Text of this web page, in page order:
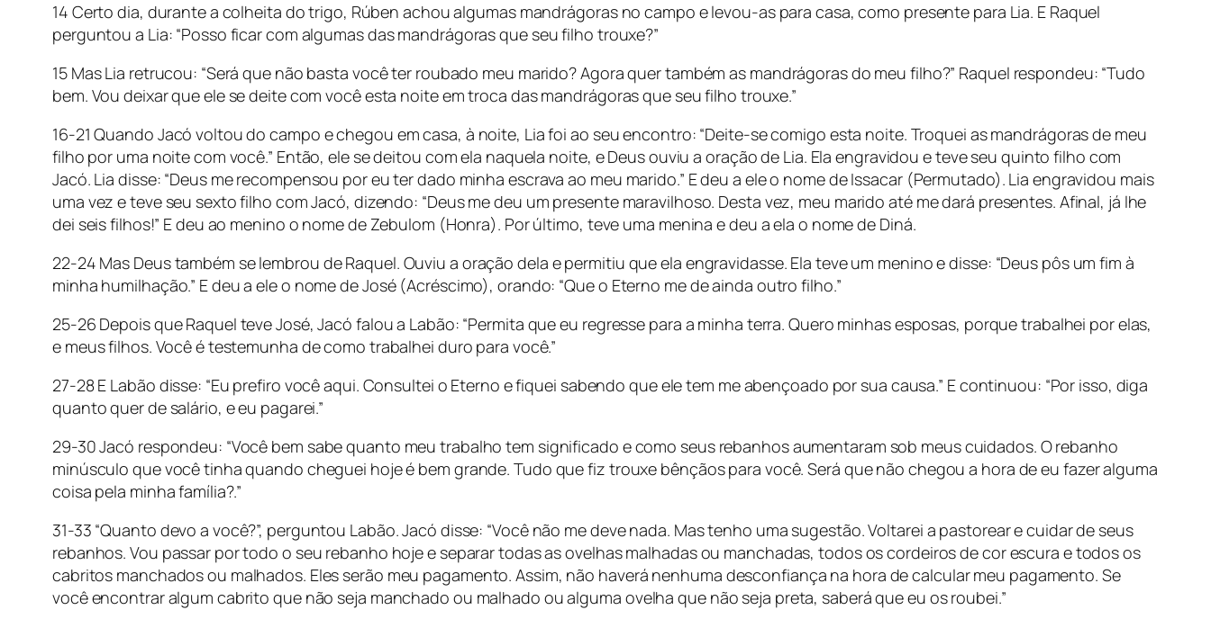
14 Certo dia, durante a colheita do trigo, Rúben achou algumas mandrágoras no campo e levou-as para casa, como presente para Lia. E Raquel
perguntou a Lia: “Posso ficar com algumas das mandrágoras que seu filho trouxe?”
15 Mas Lia retrucou: “Será que não basta você ter roubado meu marido? Agora quer também as mandrágoras do meu filho?” Raquel respondeu: “Tudo
bem. Vou deixar que ele se deite com você esta noite em troca das mandrágoras que seu filho trouxe.”
16-21 Quando Jacó voltou do campo e chegou em casa, à noite, Lia foi ao seu encontro: “Deite-se comigo esta noite. Troquei as mandrágoras de meu
filho por uma noite com você.” Então, ele se deitou com ela naquela noite, e Deus ouviu a oração de Lia. Ela engravidou e teve seu quinto filho com
Jacó. Lia disse: “Deus me recompensou por eu ter dado minha escrava ao meu marido.” E deu a ele o nome de Issacar (Permutado). Lia engravidou mais
uma vez e teve seu sexto filho com Jacó, dizendo: “Deus me deu um presente maravilhoso. Desta vez, meu marido até me dará presentes. Afinal, já lhe
dei seis filhos!” E deu ao menino o nome de Zebulom (Honra). Por último, teve uma menina e deu a ela o nome de Diná.
22-24 Mas Deus também se lembrou de Raquel. Ouviu a oração dela e permitiu que ela engravidasse. Ela teve um menino e disse: “Deus pôs um fim à
minha humilhação.” E deu a ele o nome de José (Acréscimo), orando: “Que o Eterno me de ainda outro filho.”
25-26 Depois que Raquel teve José, Jacó falou a Labão: “Permita que eu regresse para a minha terra. Quero minhas esposas, porque trabalhei por elas,
e meus filhos. Você é testemunha de como trabalhei duro para você.”
27-28 E Labão disse: “Eu prefiro você aqui. Consultei o Eterno e fiquei sabendo que ele tem me abençoado por sua causa.” E continuou: “Por isso, diga
quanto quer de salário, e eu pagarei.”
29-30 Jacó respondeu: “Você bem sabe quanto meu trabalho tem significado e como seus rebanhos aumentaram sob meus cuidados. O rebanho
minúsculo que você tinha quando cheguei hoje é bem grande. Tudo que fiz trouxe bênçãos para você. Será que não chegou a hora de eu fazer alguma
coisa pela minha família?.”
31-33 “Quanto devo a você?”, perguntou Labão. Jacó disse: “Você não me deve nada. Mas tenho uma sugestão. Voltarei a pastorear e cuidar de seus
rebanhos. Vou passar por todo o seu rebanho hoje e separar todas as ovelhas malhadas ou manchadas, todos os cordeiros de cor escura e todos os
cabritos manchados ou malhados. Eles serão meu pagamento. Assim, não haverá nenhuma desconfiança na hora de calcular meu pagamento. Se
você encontrar algum cabrito que não seja manchado ou malhado ou alguma ovelha que não seja preta, saberá que eu os roubei.”